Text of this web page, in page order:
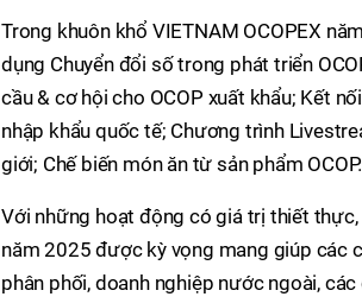
Trong khuôn khổ VIETNAM OCOPEX
dụng Chuyển đổi số trong phát triển
cầu & cơ hội cho OCOP xuất khẩu; Kết
nhập khẩu quốc tế; Chương trình
giới; Chế biến món ăn từ sản phẩm
Với những hoạt động có giá trị thiết thực,
năm 2025 được kỳ vọng mang giúp các
phân phối, doanh nghiệp nước ngoài,